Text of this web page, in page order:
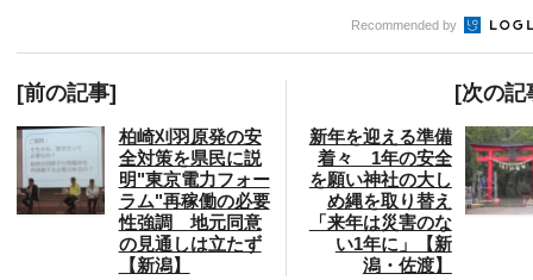
Recommended by
[前の記事]
柏崎刈羽原発の安
全対策を県民に説
明"東京電力フォー
ラム"再稼働の必要
性強調 地元同意
の見通しは立たず
【新潟】
[次の記
新年を迎える準備
着々 1年の安全
を願い神社の大し
め縄を取り替え
「来年は災害のな
い1年に」【新
潟・佐渡】